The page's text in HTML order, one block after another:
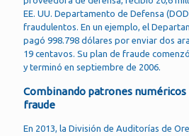
EE. UU. Departamento de Defensa
fraudulentos. En un ejemplo, el
pagó 998.798 dólares por enviar dos
19 centavos. Su plan de fraude
y terminó en septiembre de 2006.
Combinando patrones
fraude
En 2013, la División de Auditorías de